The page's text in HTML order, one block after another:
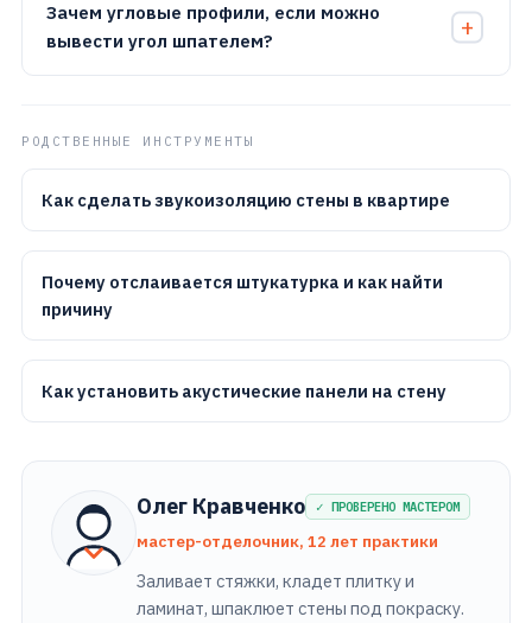
Зачем угловые профили, если можно
вывести угол шпателем?
РОДСТВЕННЫЕ ИНСТРУМЕНТЫ
Как сделать звукоизоляцию стены в квартире
Почему отслаивается штукатурка и как найти
причину
Как установить акустические панели на стену
Олег Кравченко ✓ ПРОВЕРЕНО МАСТЕРОМ
мастер-отделочник, 12 лет практики
Заливает стяжки, кладет плитку и
ламинат, шпаклюет стены под покраску.